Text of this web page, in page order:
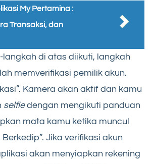
My Pertamina :
Transaksi, dan
langkah di atas diikuti, langkah
memverifikasi pemilik akun.
Kamera akan aktif dan kamu
selfiedengan mengikuti panduan
mata kamu ketika muncul
Berkedip”. Jika verifikasi akun
akan menyiapkan rekening